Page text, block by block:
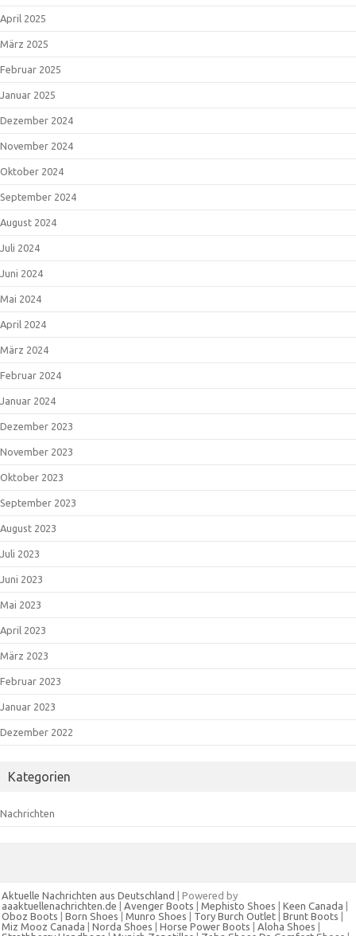
April 2025
März 2025
Februar 2025
Januar 2025
Dezember 2024
November 2024
Oktober 2024
September 2024
August 2024
Juli 2024
Juni 2024
Mai 2024
April 2024
März 2024
Februar 2024
Januar 2024
Dezember 2023
November 2023
Oktober 2023
September 2023
August 2023
Juli 2023
Juni 2023
Mai 2023
April 2023
März 2023
Februar 2023
Januar 2023
Dezember 2022
Kategorien
Nachrichten
Aktuelle Nachrichten aus Deutschland
| Powered by
aaaktuellenachrichten.de
Avenger Boots Mephisto Shoes Keen Canada
Oboz Boots
Born Shoes Munro Shoes Tory Burch Outlet Brunt Boots
Miz Mooz Canada
Norda Shoes Horse Power Boots Aloha Shoes